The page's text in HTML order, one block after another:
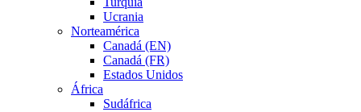
Ucrania
Norteamérica
Canadá (EN)
Canadá (FR)
Estados Unidos
África
Sudáfrica